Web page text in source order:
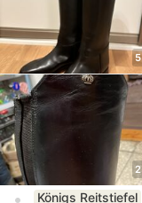
5
2
Königs Reitstiefel